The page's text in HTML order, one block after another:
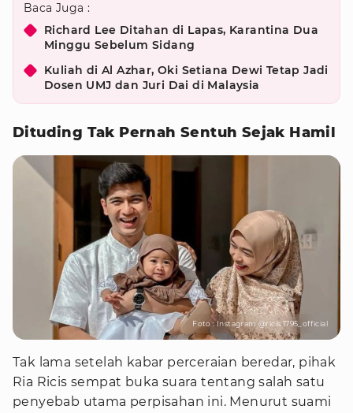
Baca Juga :
Richard Lee Ditahan di Lapas, Karantina Dua
Minggu Sebelum Sidang
Kuliah di Al Azhar, Oki Setiana Dewi Tetap Jadi
Dosen UMJ dan Juri Dai di Malaysia
Dituding Tak Pernah Sentuh Sejak Hamil
Foto : Instagram @ricis.1795_official
Tak lama setelah kabar perceraian beredar, pihak
Ria Ricis sempat buka suara tentang salah satu
penyebab utama perpisahan ini. Menurut suami